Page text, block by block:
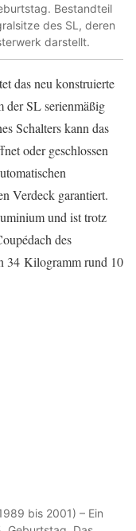
Bestandteil
des SL, deren
darstellt.
das neu konstruierte
der SL serienmäßig
Schalters kann das
oder geschlossen
Verdeck garantiert.
und ist trotz
des
34 Kilogramm rund 10
bis 2001) – Ein